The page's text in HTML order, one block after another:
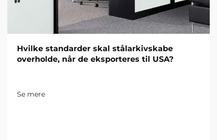
Hvilke standarder skal stålarkivskabe
overholde, når de eksporteres til USA?
Se mere